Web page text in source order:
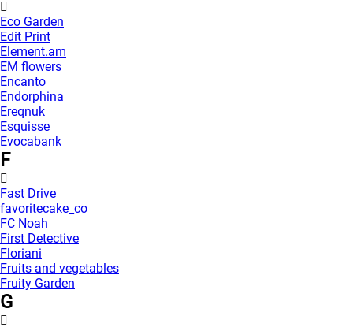
Eco Garden
Edit Print
Element.am
EM flowers
Encanto
Endorphina
Ereqnuk
Esquisse
Evocabank
F
Fast Drive
favoritecake_co
FC Noah
First Detective
Floriani
Fruits and vegetables
Fruity Garden
G